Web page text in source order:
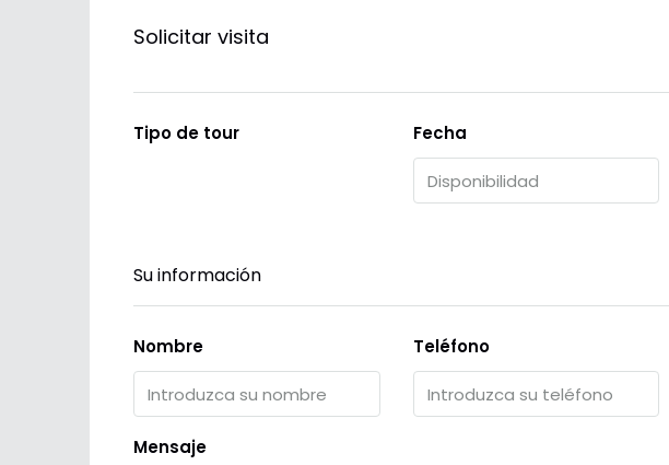
Solicitar visita
Tipo de tour Fecha
Su información
Nombre Teléfono
Mensaje